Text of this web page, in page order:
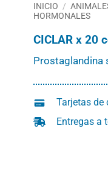
INICIO /
HORMONALES
CICLAR x 20
Prostaglandina
Tarjetas de
Entregas a